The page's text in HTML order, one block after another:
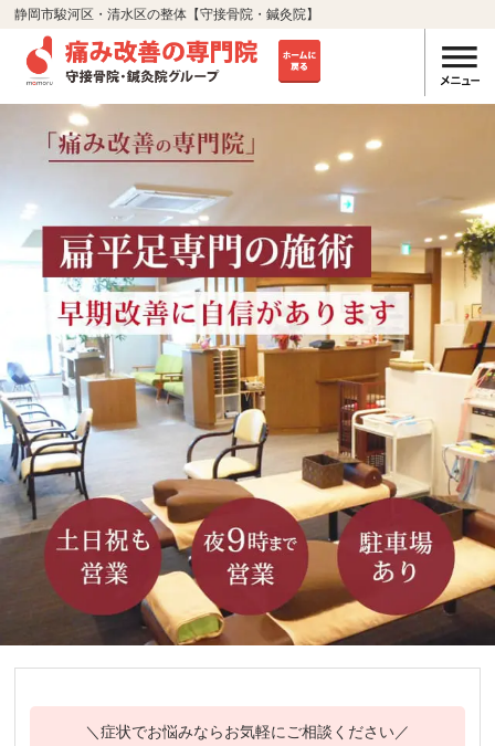
静岡市駿河区・清水区の整体【守接骨院・鍼灸院】
＼症状でお悩みならお気軽にご相談ください／